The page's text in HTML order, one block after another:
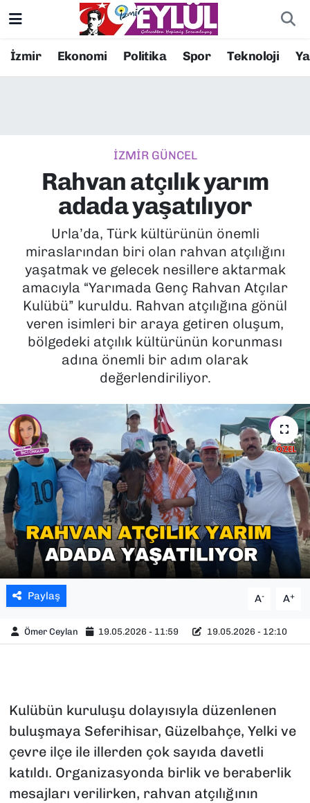
İzmir Ekonomi Politika Spor Teknoloji
İZMİR GÜNCEL
Rahvan atçılık yarım
adada yaşatılıyor
Urla’da, Türk kültürünün önemli
miraslarından biri olan rahvan atçılığını
yaşatmak ve gelecek nesillere aktarmak
amacıyla “Yarımada Genç Rahvan Atçılar
Kulübü” kuruldu. Rahvan atçılığına gönül
veren isimleri bir araya getiren oluşum,
bölgedeki atçılık kültürünün korunması
adına önemli bir adım olarak
değerlendiriliyor.
Paylaş A- A+
Ömer Ceylan 19.05.2026 - 11:59 19.05.2026 - 12:10
Kulübün kuruluşu dolayısıyla düzenlenen
buluşmaya Seferihisar, Güzelbahçe, Yelki ve
çevre ilçe ile illerden çok sayıda davetli
katıldı. Organizasyonda birlik ve beraberlik
mesajları verilirken, rahvan atçılığının
Resmi İlanlar
EKONOMİ
KÜLTÜR SANAT
MAGAZİN
POLİTİKA
SAĞLIK
TEKNOLOJİ
YAŞAM
YEREL YÖNETİMLER
Konak Nöbetçi Eczaneler
Süper Lig Puan Durumu ve Fikstür
Tüm Manşetler
Son Dakika Haberleri
Haber Arşivi